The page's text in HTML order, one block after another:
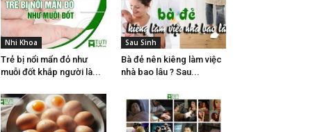
Nhi Khoa
Trẻ bị nổi mẩn đỏ như
muỗi đốt khắp người là...
Sau Sinh
Bà đẻ nên kiêng làm việc
nhà bao lâu ? Sau...